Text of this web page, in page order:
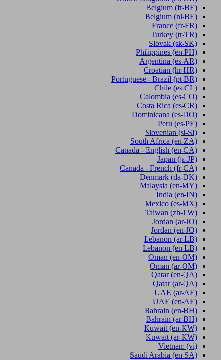
Belgium (fr-BE)
Belgium (nl-BE)
France (fr-FR)
Turkey (tr-TR)
Slovak (sk-SK)
Philippines (en-PH)
Argentina (es-AR)
Croatian (hr-HR)
Portuguese - Brazil (pt-BR)
Chile (es-CL)
Colombia (es-CO)
Costa Rica (es-CR)
Dominicana (es-DO)
Peru (es-PE)
Slovenian (sl-SI)
South Africa (en-ZA)
Canada - English (en-CA)
Japan (ja-JP)
Canada - French (fr-CA)
Denmark (da-DK)
Malaysia (en-MY)
India (en-IN)
Mexico (es-MX)
Taiwan (zh-TW)
Jordan (ar-JO)
Jordan (en-JO)
Lebanon (ar-LB)
Lebanon (en-LB)
Oman (en-OM)
Oman (ar-OM)
Qatar (en-QA)
Qatar (ar-QA)
UAE (ar-AE)
UAE (en-AE)
Bahrain (en-BH)
Bahrain (ar-BH)
Kuwait (en-KW)
Kuwait (ar-KW)
Vietnam (vi)
Saudi Arabia (en-SA)